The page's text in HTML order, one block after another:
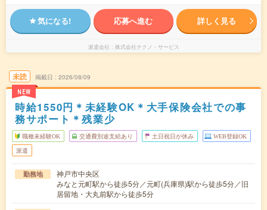
気になる! 応募へ進む 詳しく見る
派遣会社 株式会社テクノ・サービス
未読
NEW
掲載日 2026/08/09
時給1550円＊未経験OK＊大手保険会社での事
務サポート＊残業少
職種未経験OK 交通費別途支給あり 土日祝日が休み WEB登録OK
派遣
勤務地
神戸市中央区
みなと元町駅から徒歩5分／元町(兵庫県)駅から徒歩5分／旧
居留地・大丸前駅から徒歩5分